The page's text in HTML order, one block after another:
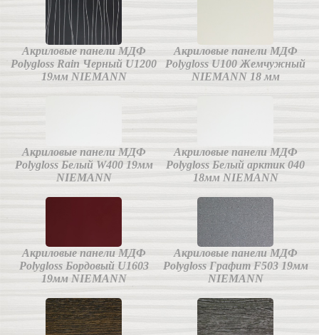
Акриловые панели МДФ
Polygloss Rain Черный U1200
19мм NIEMANN
Акриловые панели МДФ
Polygloss U100 Жемчужный
NIEMANN 18 мм
Акриловые панели МДФ
Polygloss Белый W400 19мм
NIEMANN
Акриловые панели МДФ
Polygloss Белый арктик 040
18мм NIEMANN
Акриловые панели МДФ
Polygloss Бордовый U1603
19мм NIEMANN
Акриловые панели МДФ
Polygloss Графит F503 19мм
NIEMANN